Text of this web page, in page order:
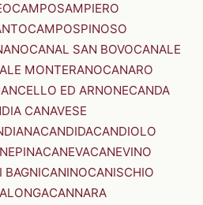
CAMPOSAMPIERO
CAMPOSPINOSO
CANAL SAN BOVOCANALE
MONTERANOCANARO
ED ARNONECANDA
CANAVESE
CANDIDACANDIOLO
CANEVACANEVINO
BAGNICANINOCANISCHIO
CANNARA